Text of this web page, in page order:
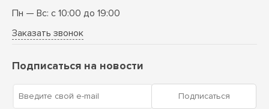
Пн — Вс: с 10:00 до 19:00
Заказать звонок
Подписаться на новости
Введите свой e-mail Подписаться